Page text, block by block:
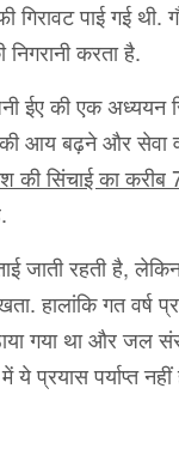
पाई गई
करता है.
ईए की एक
आय बढ़ने और सेवा
की सिंचाई का
जाती रहती है,
हालांकि गत वर्ष
गया था और जल
प्रयास पर्याप्त नहीं